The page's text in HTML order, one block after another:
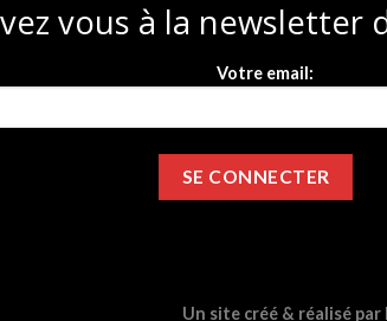
vous à la newsletter
Votre email:
Un site créé & réalisé par